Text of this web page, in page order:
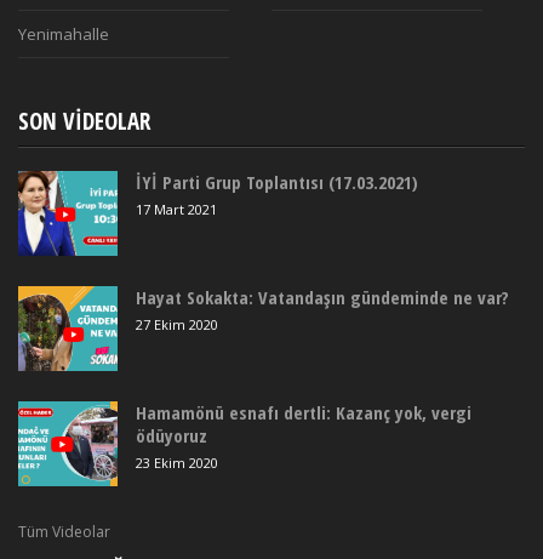
Yenimahalle
SON VIDEOLAR
İYİ Parti Grup Toplantısı (17.03.2021)
17 Mart 2021
Hayat Sokakta: Vatandaşın gündeminde ne var?
27 Ekim 2020
Hamamönü esnafı dertli: Kazanç yok, vergi
ödüyoruz
23 Ekim 2020
Tüm Videolar